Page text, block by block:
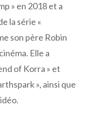
» en 2018 et a
la série «
son père Robin
Elle a
of Korra » et
», ainsi que